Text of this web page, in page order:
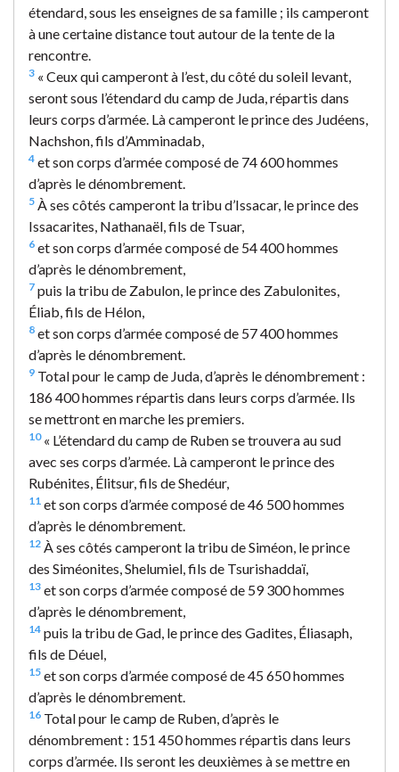
étendard, sous les enseignes de sa famille ; ils camperont
à une certaine distance tout autour de la tente de la
rencontre.
3 « Ceux qui camperont à l’est, du côté du soleil levant,
seront sous l’étendard du camp de Juda, répartis dans
leurs corps d’armée. Là camperont le prince des Judéens,
Nachshon, fils d’Amminadab,
4 et son corps d’armée composé de 74 600 hommes
d’après le dénombrement.
5 À ses côtés camperont la tribu d’Issacar, le prince des
Issacarites, Nathanaël, fils de Tsuar,
6 et son corps d’armée composé de 54 400 hommes
d’après le dénombrement,
7 puis la tribu de Zabulon, le prince des Zabulonites,
Éliab, fils de Hélon,
8 et son corps d’armée composé de 57 400 hommes
d’après le dénombrement.
9 Total pour le camp de Juda, d’après le dénombrement :
186 400 hommes répartis dans leurs corps d’armée. Ils
se mettront en marche les premiers.
10« L’étendard du camp de Ruben se trouvera au sud
avec ses corps d’armée. Là camperont le prince des
Rubénites, Élitsur, fils de Shedéur,
11 et son corps d’armée composé de 46 500 hommes
d’après le dénombrement.
12 À ses côtés camperont la tribu de Siméon, le prince
des Siméonites, Shelumiel, fils de Tsurishaddaï,
13 et son corps d’armée composé de 59 300 hommes
d’après le dénombrement,
14 puis la tribu de Gad, le prince des Gadites, Éliasaph,
fils de Déuel,
15 et son corps d’armée composé de 45 650 hommes
d’après le dénombrement.
16 Total pour le camp de Ruben, d’après le
dénombrement : 151 450 hommes répartis dans leurs
corps d’armée. Ils seront les deuxièmes à se mettre en